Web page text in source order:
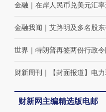
金融 ｜ 在岸人民币兑美元汇
金融我闻 ｜ 艾路明及多名股
世界 ｜ 特朗普再签两份行政
财新周刊 ｜ 【封面报道】电
财新网主编精选版电邮